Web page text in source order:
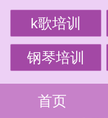
k歌培训
钢琴培训
首页